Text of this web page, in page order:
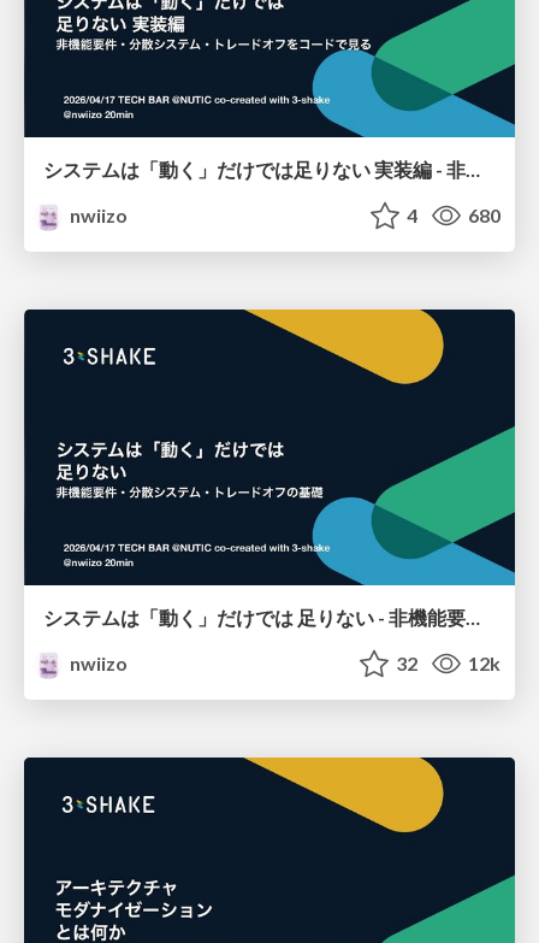
システムは「動く」だけでは足りない 実装編 - 非機能要件・分散システム・トレードオフをコードで見る
nwiizo
4 680
システムは「動く」だけでは 足りない - 非機能要件・分散システム・トレードオフの基礎
nwiizo
32 12k